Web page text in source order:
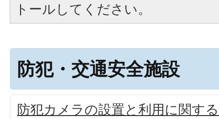
トールしてください。
防犯・交通安全施設
防犯カメラの設置と利用に関す